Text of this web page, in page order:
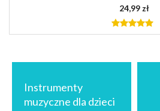
24,99zł
4.84out
Nawigacja
wpisu
Instrumenty
muzyczne dla dzieci